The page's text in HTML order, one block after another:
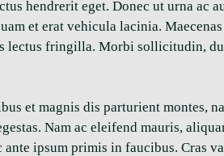
hendrerit eget. Donec ut urna ac
et erat vehicula lacinia.
lectus fringilla. Morbi sollicitudin,
et magnis dis parturient montes,
Nam ac eleifend mauris,
ipsum primis in faucibus. Cras